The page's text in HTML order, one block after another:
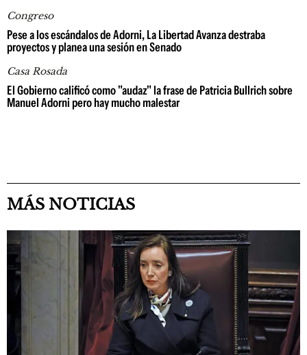
Congreso
Pese a los escándalos de Adorni, La Libertad Avanza destraba
proyectos y planea una sesión en Senado
Casa Rosada
El Gobierno calificó como "audaz" la frase de Patricia Bullrich sobre
Manuel Adorni pero hay mucho malestar
MÁS NOTICIAS